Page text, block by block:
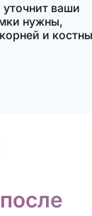
ваши
нужны,
и